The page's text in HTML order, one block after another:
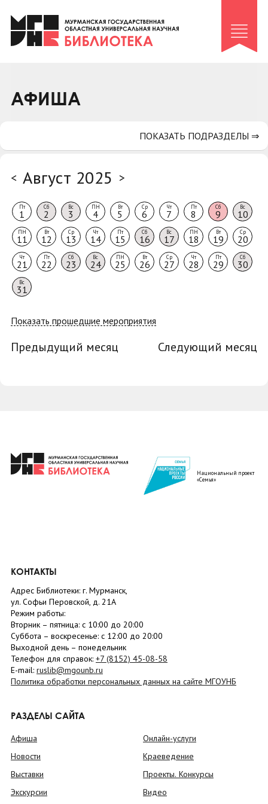
Клуб «Гиря и сельдерей»
Клуб «Семейный архив»
Коллегам
АФИША
< Август 2025 >
Пт
1
Сб
2
Вс
3
ПН
4
Вт
5
Ср
6
Чт
7
Пт
8
Сб
9
Вс
10
ПН
11
Вт
12
Ср
13
Чт
14
Пт
15
Сб
16
Вс
17
ПН
18
Вт
19
Ср
20
Чт
21
Пт
22
Сб
23
Вс
24
ПН
25
Вт
26
Ср
27
Чт
28
Пт
29
Сб
30
Вс
31
Показать прошедшие мероприятия
Предыдущий месяц Следующий месяц
ПОКАЗАТЬ ПОДРАЗДЕЛЫ ⇒
Национальный проект
«Семья»
КОНТАКТЫ
Адрес Библиотеки: г. Мурманск,
ул. Софьи Перовской, д. 21А
Режим работы:
Вторник – пятница: с 10:00 до 20:00
Суббота – воскресенье: c 12:00 до 20:00
Выходной день – понедельник
Телефон для справок: +7 (8152) 45-08-58
E-mail: ruslib@mgounb.ru
Политика обработки персональных данных на сайте МГОУНБ
РАЗДЕЛЫ САЙТА
Афиша
Новости
Выставки
Экскурсии
Онлайн-услуги
Краеведение
Проекты. Конкурсы
Видео